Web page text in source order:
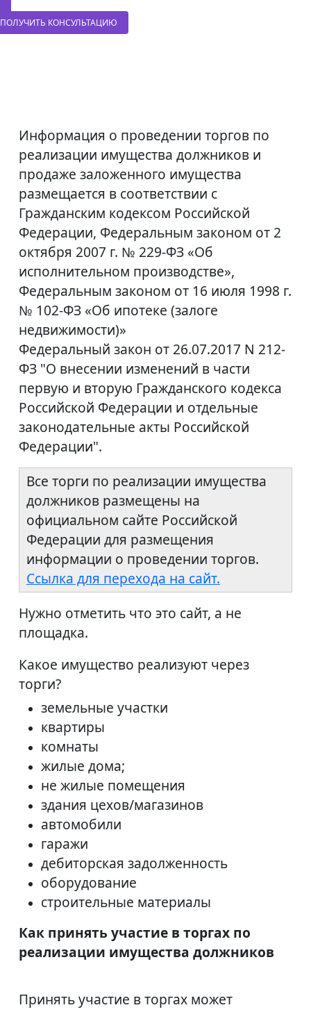
ПОЛУЧИТЬ КОНСУЛЬТАЦИЮ
Информация о проведении торгов по
реализации имущества должников и
продаже заложенного имущества
размещается в соответствии с
Гражданским кодексом Российской
Федерации, Федеральным законом от 2
октября 2007 г. № 229-ФЗ «Об
исполнительном производстве»,
Федеральным законом от 16 июля 1998 г.
№ 102-ФЗ «Об ипотеке (залоге
недвижимости)»
Федеральный закон от 26.07.2017 N 212-
ФЗ "О внесении изменений в части
первую и вторую Гражданского кодекса
Российской Федерации и отдельные
законодательные акты Российской
Федерации".
Все торги по реализации имущества
должников размещены на
официальном сайте Российской
Федерации для размещения
информации о проведении торгов.
Ссылка для перехода на сайт.
Нужно отметить что это сайт, а не
площадка.
Какое имущество реализуют через
торги?
земельные участки
квартиры
комнаты
жилые дома;
не жилые помещения
здания цехов/магазинов
автомобили
гаражи
дебиторская задолженность
оборудование
строительные материалы
Как принять участие в торгах по
реализации имущества должников
Принять участие в торгах может